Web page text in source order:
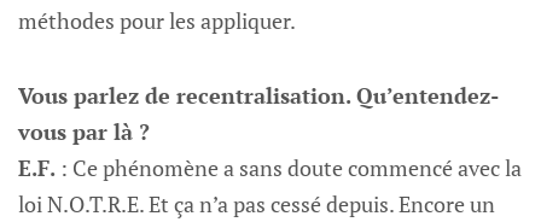
méthodes pour les appliquer.
Vous parlez de recentralisation. Qu’entendez-
vous par là ?
E.F. : Ce phénomène a sans doute commencé avec la
loi N.O.T.R.E. Et ça n’a pas cessé depuis. Encore un